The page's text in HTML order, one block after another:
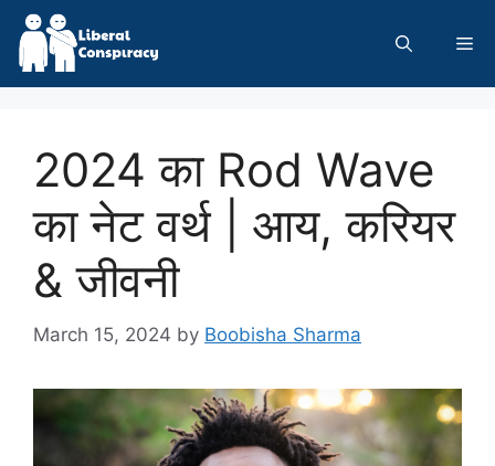
Skip
content
2024 का Rod Wave
का नेट वर्थ | आय, करियर
& जीवनी
March 15, 2024 by Boobisha Sharma